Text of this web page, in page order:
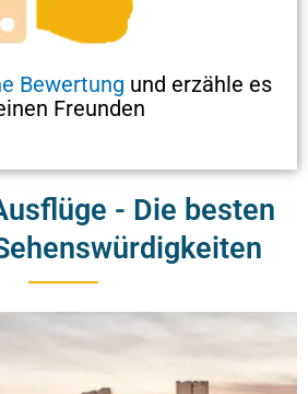
Bewertung und erzähle es
Freunden
- Die besten